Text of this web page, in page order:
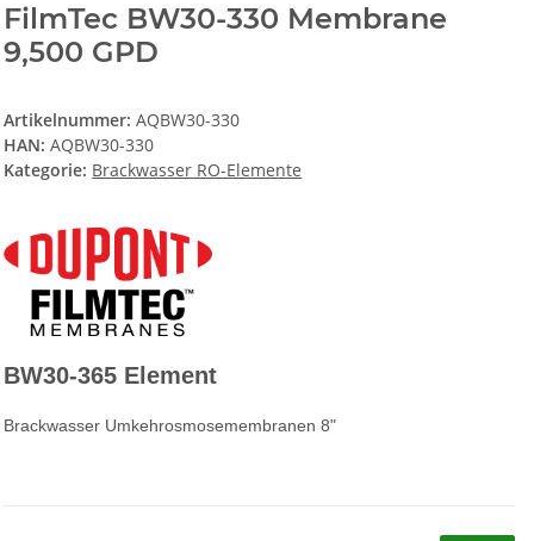
FilmTec BW30-330 Membrane
9,500 GPD
Artikelnummer:AQBW30-330
HAN: AQBW30-330
Kategorie: Brackwasser RO-Elemente
BW30-365 Element
Brackwasser Umkehrosmosemembranen 8"